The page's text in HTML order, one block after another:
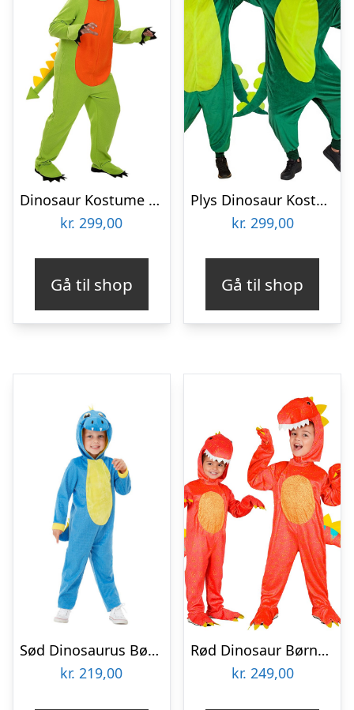
Dinosaur Kostume Grøn
kr. 299,00
Gå til shop
Plys Dinosaur Kostume
kr. 299,00
Gå til shop
Sød Dinosaurus Børnekostume
kr. 219,00
Rød Dinosaur Børnekostume
kr. 249,00